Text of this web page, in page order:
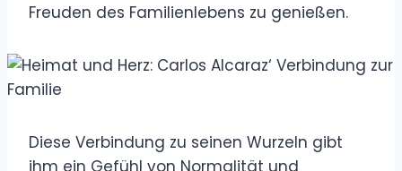
Freuden des Familienlebens zu genießen.
Diese Verbindung zu seinen Wurzeln gibt
ihm ein Gefühl von Normalität und